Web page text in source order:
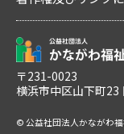
〒231-0023
横浜市中区山下町23
© 公益社団法人かながわ